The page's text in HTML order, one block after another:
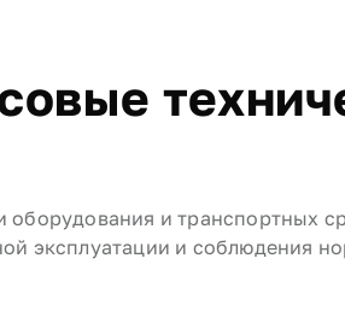
оборудования и транспортных
эксплуатации и соблюдения